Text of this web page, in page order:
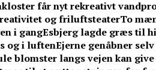
får nyt rekreativt
og friluftsteaterTo
i gangEsbjerg lagde græs til
og i luftenEjerne genåbner
blomster langs vejen kan